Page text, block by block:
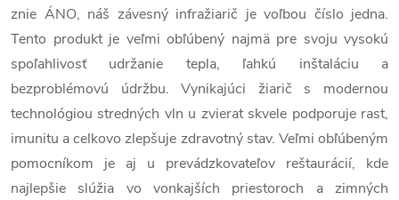
znie ÁNO, náš závesný infražiarič je voľbou číslo jedna.
Tento produkt je veľmi obľúbený najmä pre svoju vysokú
spoľahlivosť udržanie tepla, ľahkú inštaláciu a
bezproblémovú údržbu. Vynikajúci žiarič s modernou
technológiou stredných vln u zvierat skvele podporuje rast,
imunitu a celkovo zlepšuje zdravotný stav. Veľmi obľúbeným
pomocníkom je aj u prevádzkovateľov reštaurácií, kde
najlepšie slúžia vo vonkajších priestoroch a zimných